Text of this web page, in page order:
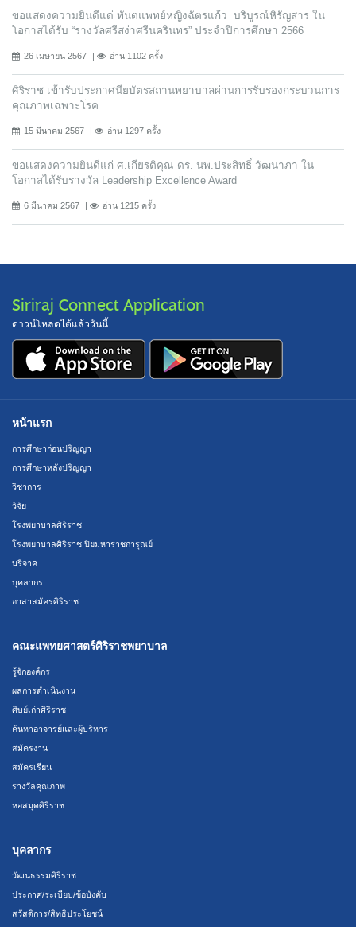
ขอแสดงความยินดีแด่ ทันตแพทย์หญิงฉัตรแก้ว บริบูรณ์หิรัญสาร ใน
โอกาสได้รับ “รางวัลศรีสง่าศรีนครินทร” ประจำปีการศึกษา 2566
26 เมษายน 2567 อ่าน 1102 ครั้ง
ศิริราช เข้ารับประกาศนียบัตรสถานพยาบาลผ่านการรับรองกระบวนการ
คุณภาพเฉพาะโรค
15 มีนาคม 2567 อ่าน 1297 ครั้ง
ขอเเสดงความยินดีแก่ ศ.เกียรติคุณ ดร. นพ.ประสิทธิ์ วัฒนาภา ใน
โอกาสได้รับรางวัล Leadership Excellence Award
6 มีนาคม 2567 อ่าน 1215 ครั้ง
Siriraj Connect Application
ดาวน์โหลดได้แล้ววันนี้
หน้าแรก
การศึกษาก่อนปริญญา
การศึกษาหลังปริญญา
วิชาการ
วิจัย
โรงพยาบาลศิริราช
โรงพยาบาลศิริราช ปิยมหาราชการุณย์
บริจาค
บุคลากร
อาสาสมัครศิริราช
คณะแพทยศาสตร์ศิริราชพยาบาล
รู้จักองค์กร
ผลการดำเนินงาน
ศิษย์เก่าศิริราช
ค้นหาอาจารย์และผู้บริหาร
สมัครงาน
สมัครเรียน
รางวัลคุณภาพ
หอสมุดศิริราช
บุคลากร
วัฒนธรรมศิริราช
ประกาศ/ระเบียบ/ข้อบังคับ
สวัสดิการ/สิทธิประโยชน์